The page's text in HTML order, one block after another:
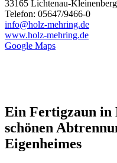
33165 Lichtenau-Kleinenberg
Telefon: 05647/9466-0
info@holz-mehring.de
www.holz-mehring.de
Google Maps
Ein Fertigzaun
schönen
Eigenheimes